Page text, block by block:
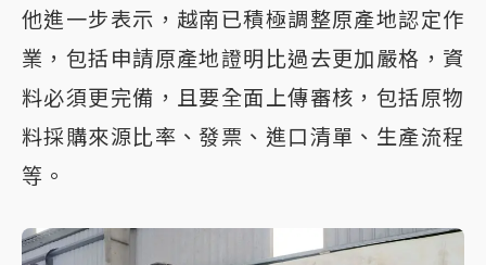
他進一步表示，越南已積極調整原產地認定作
業，包括申請原產地證明比過去更加嚴格，資
料必須更完備，且要全面上傳審核，包括原物
料採購來源比率、發票、進口清單、生產流程
等。